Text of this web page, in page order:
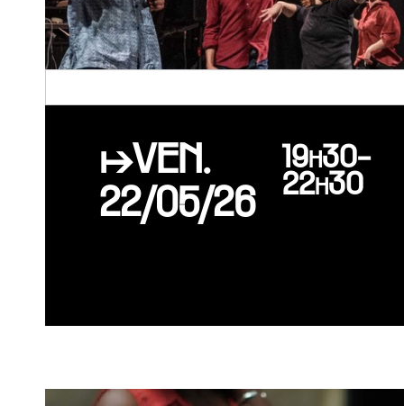
↦VEN.
22/05/26
19h30-
22h30